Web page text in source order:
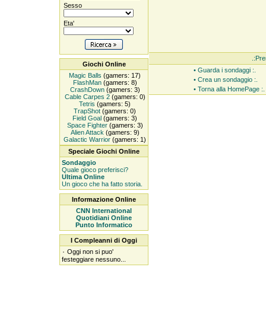
Sesso
Eta'
Giochi Online
Magic Balls (gamers: 17)
FlashMan(gamers: 8)
CrashDown(gamers: 3)
Cable Carpes 2(gamers: 0)
Tetris (gamers: 5)
TrapShot (gamers: 0)
Field Goal (gamers: 3)
Space Fighter(gamers: 3)
Alien Attack (gamers: 9)
Galactic Warrior (gamers: 1)
Speciale Giochi Online
Sondaggio
Quale gioco preferisci?
Ultima Online
Un gioco che ha fatto storia.
Informazione Online
CNN International
Quotidiani Online
Punto Informatico
I Compleanni di Oggi
۰ Oggi non si puo'
festeggiare nessuno...
• Guarda i sondaggi :.
• Crea un sondaggio :.
• Torna alla HomePage :.